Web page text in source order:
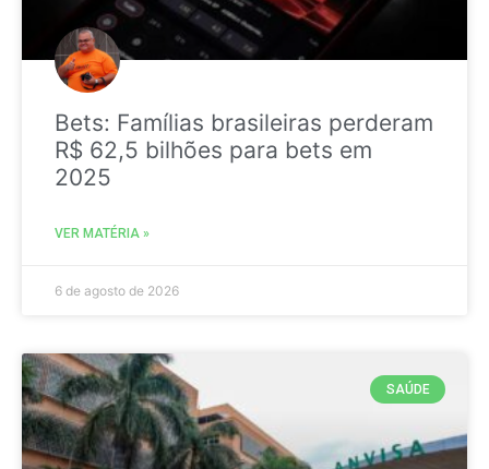
Bets: Famílias brasileiras perderam
R$ 62,5 bilhões para bets em
2025
VER MATÉRIA »
6 de agosto de 2026
SAÚDE